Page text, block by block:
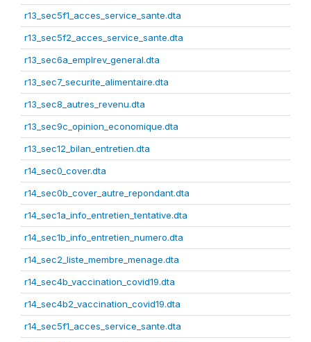
r13_sec5f1_acces_service_sante.dta
r13_sec5f2_acces_service_sante.dta
r13_sec6a_emplrev_general.dta
r13_sec7_securite_alimentaire.dta
r13_sec8_autres_revenu.dta
r13_sec9c_opinion_economique.dta
r13_sec12_bilan_entretien.dta
r14_sec0_cover.dta
r14_sec0b_cover_autre_repondant.dta
r14_sec1a_info_entretien_tentative.dta
r14_sec1b_info_entretien_numero.dta
r14_sec2_liste_membre_menage.dta
r14_sec4b_vaccination_covid19.dta
r14_sec4b2_vaccination_covid19.dta
r14_sec5f1_acces_service_sante.dta